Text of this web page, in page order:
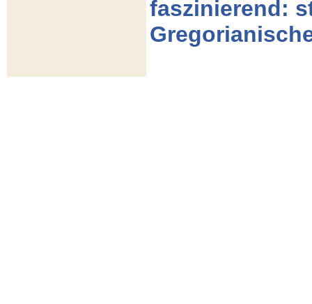
faszinierend: